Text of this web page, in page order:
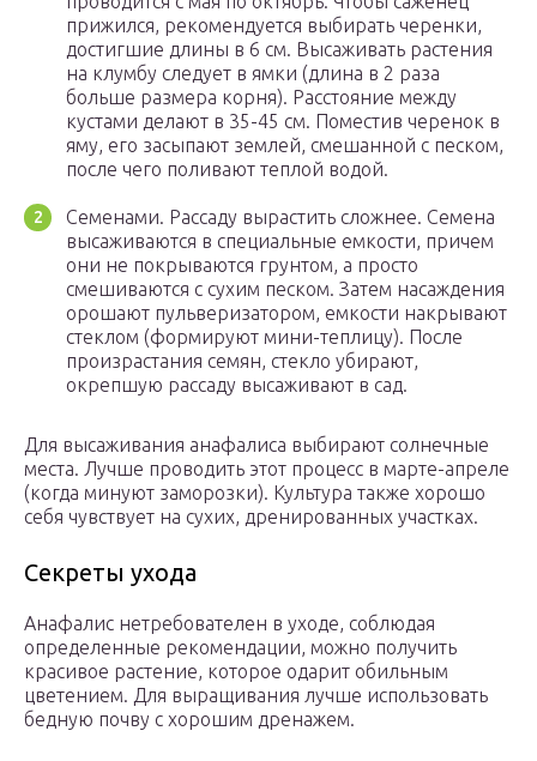
прижился, рекомендуется выбирать черенки,
достигшие длины в 6 см. Высаживать растения
на клумбу следует в ямки (длина в 2 раза
больше размера корня). Расстояние между
кустами делают в 35-45 см. Поместив черенок в
яму, его засыпают землей, смешанной с песком,
после чего поливают теплой водой.
Семенами. Рассаду вырастить сложнее. Семена
высаживаются в специальные емкости, причем
они не покрываются грунтом, а просто
смешиваются с сухим песком. Затем насаждения
орошают пульверизатором, емкости накрывают
стеклом (формируют мини-теплицу). После
произрастания семян, стекло убирают,
окрепшую рассаду высаживают в сад.
Для высаживания анафалиса выбирают солнечные
места. Лучше проводить этот процесс в марте-апреле
(когда минуют заморозки). Культура также хорошо
себя чувствует на сухих, дренированных участках.
Секреты ухода
Анафалис нетребователен в уходе, соблюдая
определенные рекомендации, можно получить
красивое растение, которое одарит обильным
цветением. Для выращивания лучше использовать
бедную почву с хорошим дренажем.